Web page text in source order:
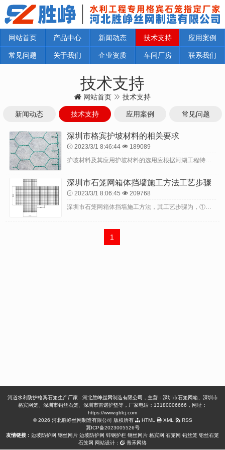
网站首页 产品中心 新闻动态 技术支持 应用案例
常见问题 关于我们 企业资质 车间厂房 联系我们
技术支持
网站首页 技术支持
新闻动态 技术支持 应用案例 常见问题
深圳市格宾护坡材料的相关要求
2023/3/1 8:46:44
189089
深圳市石笼网箱体挡墙施工方法工艺步骤
2023/3/1 8:06:45
209768
深圳市石笼网箱体挡墙施工方法，其工艺步骤为，①根据挡墙设计深圳市石笼网箱体，②石笼网箱体制作，③挡墙施工，即将石笼网箱体逐层码放，逐层填装石料。与现有技术相比，...
1
河道水利防护格宾石笼生产厂家 - 河北胜峥丝网制造有限公司，主营：深圳市石笼网箱、深圳市
格宾网笼、深圳市铅丝石笼、深圳市雷诺护垫等，厂家电话：13180006666，网址：
https://www.gblcj.com
© 2026 河北胜峥丝网制造有限公司 版权所有
HTML XML
RSS
冀ICP备2023005526号
友情链接： 边坡防护网 钢丝网片 边坡防护网 锌钢护栏 钢丝网片 格宾网 石笼网 铅丝笼 铅丝石笼
石笼网 网站设计： 青禾网络